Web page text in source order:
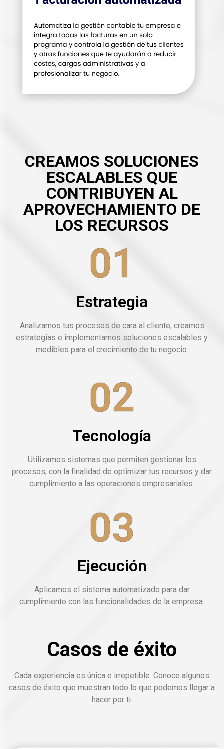
CREAMOS SOLUCIONES
ESCALABLES QUE
CONTRIBUYEN AL
APROVECHAMIENTO DE
LOS RECURSOS
01
Estrategia
Analizamos tus procesos de cara al cliente, creamos
estrategias e implementamos soluciones escalables y
medibles para el crecimiento de tu negocio.
02
Tecnología
Utilizamos sistemas que permiten gestionar los
procesos, con la finalidad de optimizar tus recursos y dar
cumplimiento a las operaciones empresariales.
03
Ejecución
Aplicamos el sistema automatizado para dar
cumplimiento con las funcionalidades de la empresa.
Casos de éxito
Cada experiencia es única e irrepetible. Conoce algunos
casos de éxito que muestran todo lo que podemos llegar a
hacer por ti.